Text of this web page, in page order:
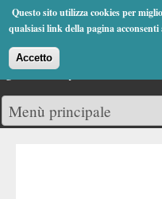
Questo sito utilizza cookies per
qualsiasi link della pagina
Accetto
Jump to Navigation